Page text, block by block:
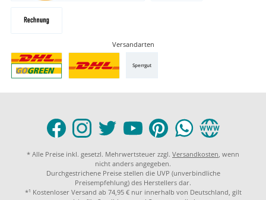
Versandarten
Sperrgut
* Alle Preise inkl. gesetzl. Mehrwertsteuer zzgl. Versandkosten, wenn
nicht anders angegeben.
Durchgestrichene Preise stellen die UVP (unverbindliche
Preisempfehlung) des Herstellers dar.
*¹ Kostenloser Versand ab 74,95 € nur innerhalb von Deutschland, gilt